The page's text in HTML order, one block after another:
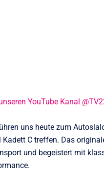
YouTube Kanal
uns heute zum
Kadett C treffen. Das
und begeistert mit